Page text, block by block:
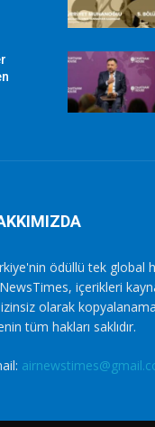
ödüllü tek global
içerikleri
olarak
tüm hakları saklıdır.